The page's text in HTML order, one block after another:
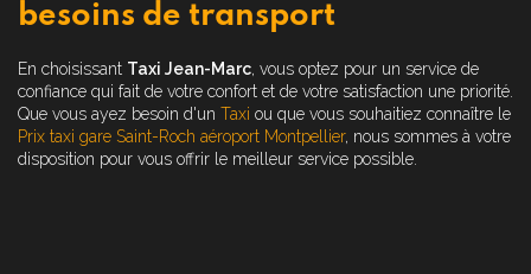
besoins de transport
En choisissant Taxi Jean-Marc, vous optez pour un service de
confiance qui fait de votre confort et de votre satisfaction une priorité.
Que vous ayez besoin d'un Taxi ou que vous souhaitiez connaître le
Prix taxi gare Saint-Roch aéroport Montpellier, nous sommes à votre
disposition pour vous offrir le meilleur service possible.